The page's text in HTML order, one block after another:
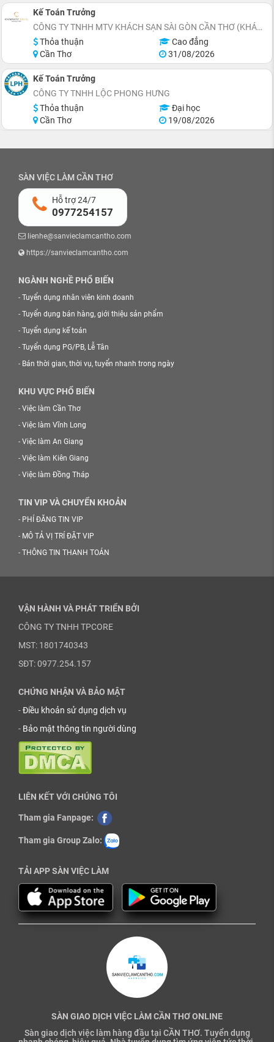
Kế Toán Trưởng
CÔNG TY TNHH MTV KHÁCH SẠN SÀI GÒN CẦN THƠ (KHÁCH SẠN CHARMANT SUITES)
Thỏa thuận
Cao đẳng
Cần Thơ
31/08/2026
Kế Toán Trưởng
CÔNG TY TNHH LỘC PHONG HƯNG
Thỏa thuận
Đại học
Cần Thơ
19/08/2026
SÀN VIỆC LÀM CẦN THƠ
Hỗ trợ 24/7
0977254157
lienhe@sanvieclamcantho.com
https://sanvieclamcantho.com
NGÀNH NGHỀ PHỔ BIẾN
- Tuyển dụng nhân viên kinh doanh
- Tuyển dụng bán hàng, giới thiệu sản phẩm
- Tuyển dụng kế toán
- Tuyển dụng PG/PB, Lễ Tân
- Bán thời gian, thời vụ, tuyển nhanh trong ngày
KHU VỰC PHỔ BIẾN
- Việc làm Cần Thơ
- Việc làm Vĩnh Long
- Việc làm An Giang
- Việc làm Kiên Giang
- Việc làm Đồng Tháp
TIN VIP VÀ CHUYỂN KHOẢN
- PHÍ ĐĂNG TIN VIP
- MÔ TẢ VỊ TRÍ ĐẶT VIP
- THÔNG TIN THANH TOÁN
VẬN HÀNH VÀ PHÁT TRIỂN BỞI
CÔNG TY TNHH TPCORE
MST: 1801740343
SĐT: 0977.254.157
CHỨNG NHẬN VÀ BẢO MẬT
-Điều khoản sử dụng dịch vụ
- Bảo mật thông tin người dùng
LIÊN KẾT VỚI CHÚNG TÔI
Tham gia Fanpage:
Tham gia Group Zalo:
TẢI APP SÀN VIỆC LÀM
SÀN GIAO DỊCH VIỆC LÀM CẦN THƠ ONLINE
Sàn giao dịch việc làm hàng đầu tại CẦN THƠ. Tuyển dụng